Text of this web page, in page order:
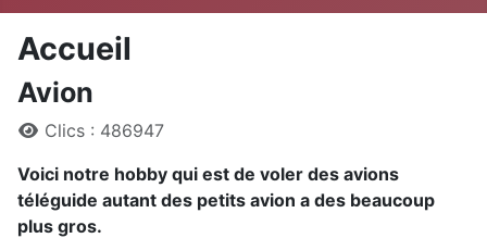
Accueil
Avion
DétailsClics : 486947
Voici notre hobby qui est de voler des avions
téléguide autant des petits avion a des beaucoup
plus gros.